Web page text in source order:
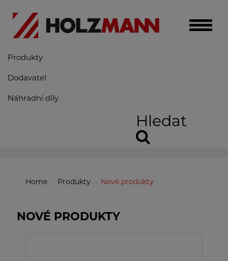
Toggle
Produkty
Dodavatel
Náhradní díly
Hledat
Home Produkty Nové produkty
NOVÉ PRODUKTY